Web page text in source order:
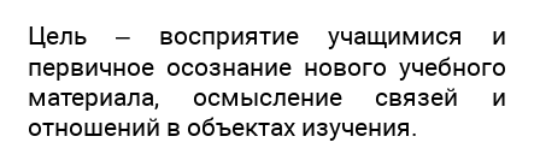
Цель – восприятие учащимися и
первичное осознание нового учебного
материала, осмысление связей и
отношений в объектах изучения.